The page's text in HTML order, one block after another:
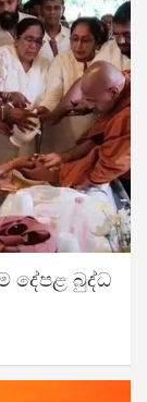
දේපළ බුද්ධ